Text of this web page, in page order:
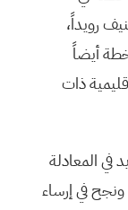
رويداً،
أيضاً
ذات
في المعادلة
في إرساء